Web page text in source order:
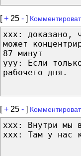
[+ 25 - ]
xxx: доказано,
может
87 минут
yyy: Если
рабочего дня.
[+ 25 - ]
xxx: Внутри мы
xxx: Там у нас